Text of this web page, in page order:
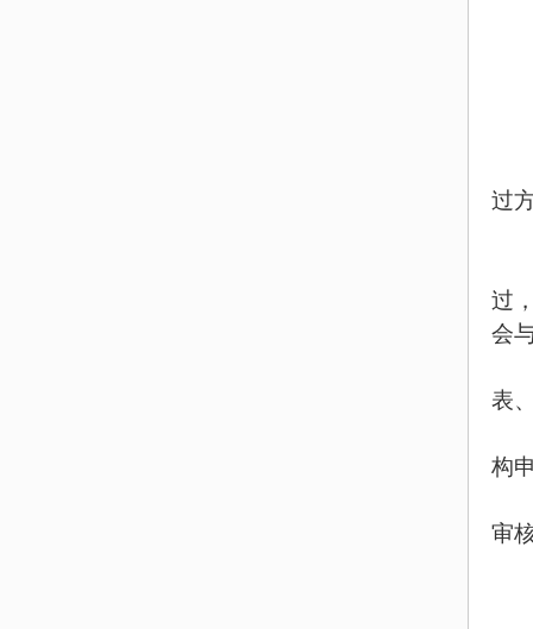
过
过
会
表
构
审